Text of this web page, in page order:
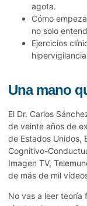
agota.
Cómo
no solo
Ejercicios
Una mano
El Dr. Carlos
de veinte años de
de Estados Unidos,
Cognitivo-
Imagen TV,
de más de mil
No vas a leer teoría